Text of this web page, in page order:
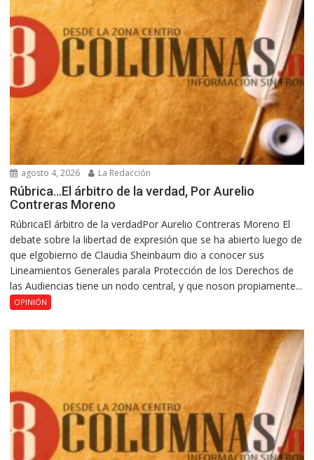
agosto 4, 2026 La Redacción
Rúbrica…El árbitro de la verdad, Por Aurelio
Contreras Moreno
RúbricaEl árbitro de la verdadPor Aurelio Contreras Moreno El
debate sobre la libertad de expresión que se ha abierto luego de
que elgobierno de Claudia Sheinbaum dio a conocer sus
Lineamientos Generales parala Protección de los Derechos de
las Audiencias tiene un nodo central, y que noson propiamente...
OPINIÓN